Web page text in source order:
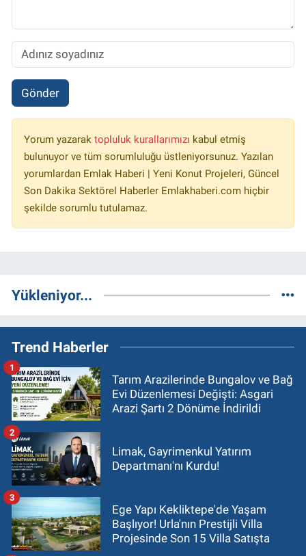
Gönder
Yorum yazarak topluluk kurallarımızı kabul etmiş
bulunuyor ve tüm sorumluluğu üstleniyorsunuz. Yazılan
yorumlardan Emlak Haberi | Yeni Konut Projeleri, Güncel
Son Dakika Sektörel Haberler Emlakhaberi.com hiçbir
şekilde sorumlu tutulamaz.
Yükleniyor...
Trend Haberler
Tarım Arazilerinde Bungalov ve Bağ
Evi Düzenlemesi Değişti: Asgari
Arazi Şartı 2 Dönüme İndirildi
1
Limak, Gayrimenkul Yatırım
Departmanı'nı Kurdu!
2
Ege Yapı Kekliktepe'de Yaşam
Başlıyor! Urla'nın Prestijli Villa
Projesinde Son 15 Villa Satışta
3